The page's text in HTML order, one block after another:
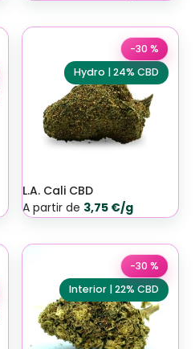
Hydro | 24% CBD
-30 %
L.A. Cali CBD
A partir de 3,75 €/g
Interior | 22% CBD
-30 %